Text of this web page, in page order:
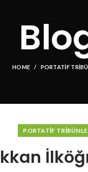
HOME PORTATIF
PORTATIF